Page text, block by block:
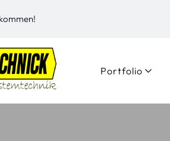
Portfolio